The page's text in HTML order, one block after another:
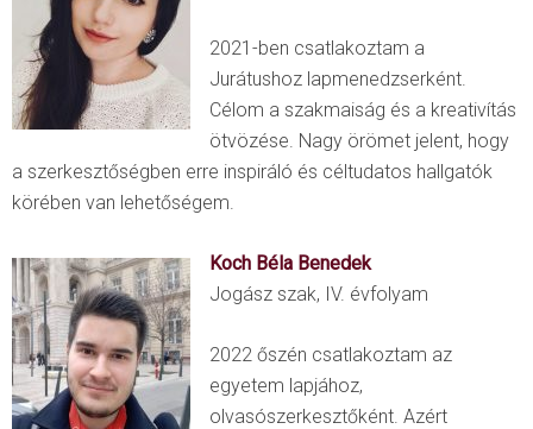
2021-ben csatlakoztam a
Jurátushoz lapmenedzserként.
Célom a szakmaiság és a kreativítás
ötvözése. Nagy örömet jelent, hogy
a szerkesztőségben erre inspiráló és céltudatos hallgatók
körében van lehetőségem.
Koch Béla Benedek
Jogász szak, IV. évfolyam
2022 őszén csatlakoztam az
egyetem lapjához,
olvasószerkesztőként. Azért